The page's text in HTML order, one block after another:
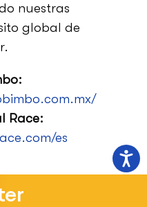
nuestras
global de
Race:
es